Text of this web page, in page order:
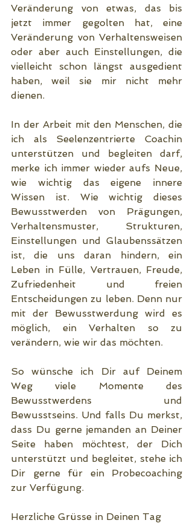
Veränderung von etwas, das bis
jetzt immer gegolten hat, eine
Veränderung von Verhaltensweisen
oder aber auch Einstellungen, die
vielleicht schon längst ausgedient
haben, weil sie mir nicht mehr
dienen.
In der Arbeit mit den Menschen, die
ich als Seelenzentrierte Coachin
unterstützen und begleiten darf,
merke ich immer wieder aufs Neue,
wie wichtig das eigene innere
Wissen ist. Wie wichtig dieses
Bewusstwerden von Prägungen,
Verhaltensmuster, Strukturen,
Einstellungen und Glaubenssätzen
ist, die uns daran hindern, ein
Leben in Fülle, Vertrauen, Freude,
Zufriedenheit und freien
Entscheidungen zu leben. Denn nur
mit der Bewusstwerdung wird es
möglich, ein Verhalten so zu
verändern, wie wir das möchten.
So wünsche ich Dir auf Deinem
Weg viele Momente des
Bewusstwerdens und
Bewusstseins. Und falls Du merkst,
dass Du gerne jemanden an Deiner
Seite haben möchtest, der Dich
unterstützt und begleitet, stehe ich
Dir gerne für ein Probecoaching
zur Verfügung.
Herzliche Grüsse in Deinen Tag